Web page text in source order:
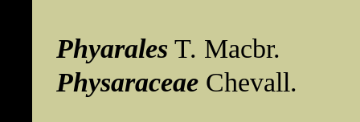
Phyarales T. Macbr.
Physaraceae Chevall.